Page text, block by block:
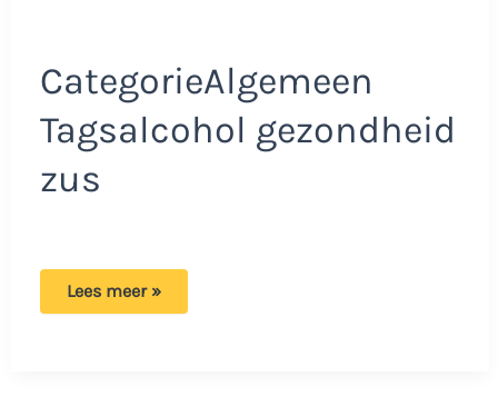
CategorieAlgemeen
Tagsalcohol gezondheid
zus
Astrid
Lees meer »